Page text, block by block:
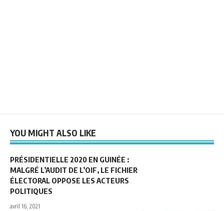
YOU MIGHT ALSO LIKE
PRÉSIDENTIELLE 2020 EN GUINÉE :
MALGRÉ L’AUDIT DE L’OIF, LE FICHIER
ÉLECTORAL OPPOSE LES ACTEURS
POLITIQUES
avril 16, 2021